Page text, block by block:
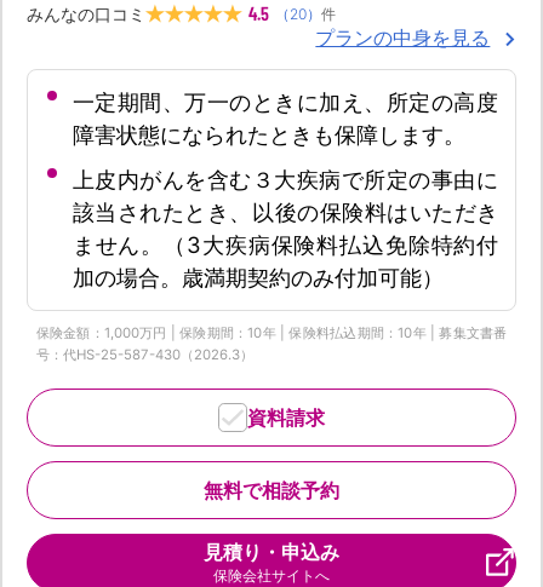
みんなの口コミ 4.5 （ 20） 件
プランの中身を見る
一定期間、万一のときに加え、所定の高度
障害状態になられたときも保障します。
上皮内がんを含む３大疾病で所定の事由に
該当されたとき、以後の保険料はいただき
ません。（3大疾病保険料払込免除特約付
加の場合。歳満期契約のみ付加可能）
保険金額：1,000万円 | 保険期間：10年 | 保険料払込期間：10年 | 募集文書番
号：代HS-25-587-430（2026.3）
無料で相談予約
資料請求
見積り・申込み
保険会社サイトへ